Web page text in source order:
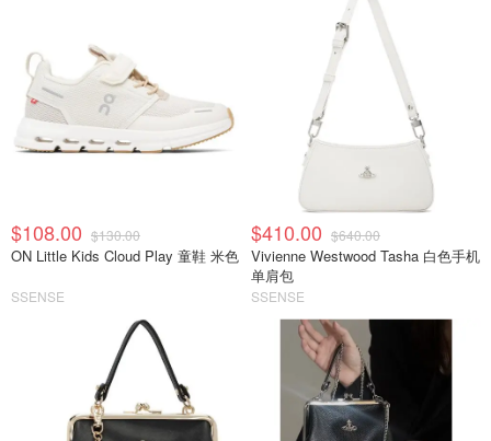
$108.00 $130.00
ON Little Kids Cloud Play 童鞋 米色
SSENSE
$410.00 $640.00
Vivienne Westwood Tasha 白色手机
单肩包
SSENSE